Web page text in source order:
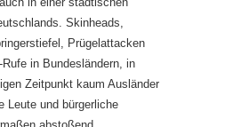
Skinheads,
Prügelattacken
Rufe in Bundesländern, in
Zeitpunkt kaum Ausländer
Leute und bürgerliche